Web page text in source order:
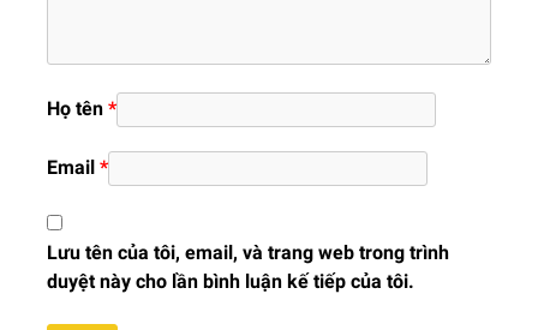
Họ tên *
Email *
Lưu tên của tôi, email, và trang web trong trình
duyệt này cho lần bình luận kế tiếp của tôi.